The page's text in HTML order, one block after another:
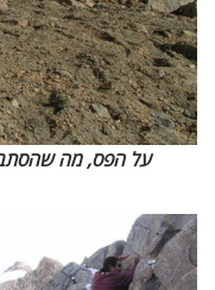
על הפס, מה